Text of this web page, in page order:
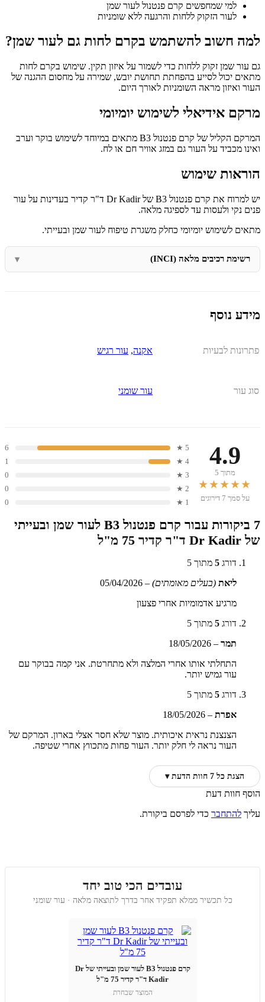
למי שמחפשים קרם פנטנול לעור שמן
לעור הזקוק ללחות והרגעה ללא שומניות
למה חשוב להשתמש בקרם לחות גם לעור שמן?
גם עור שמן זקוק ללחות כדי לשמור על איזון תקין. שימוש בקרם לחות
מתאים יכול לסייע בהפחתת תחושת יובש, שמירה על מחסום ההגנה של
העור ואיזון מראה השומניות לאורך היום.
מרקם אידיאלי לשימוש יומיומי
המרקם הקליל של קרם פנטנול B3 מתאים במיוחד לשימוש בוקר וערב
ואינו מכביד על העור גם במזג אוויר חם או לח.
הוראות שימוש
יש למרוח את קרם פנטנול B3 של Dr Kadir ד"ר קדיר בעדינות על עור
פנים נקי ולעסות עד לספיגה מלאה.
מתאים לשימוש יומיומי כחלק משגרת טיפוח לעור שמן ובעייתי.
רשימת רכיבים מלאה (INCI)
מידע נוסף
פתרונות לבעיות אקנה, עור רגיש
סוג עור עור שומני
4.9
מתוך 5
★★★★★
על סמך 7 דירוגים
5 ★
6
4 ★
1
3 ★
0
2 ★
0
1 ★
0
7 ביקורות עבור
קרם פנטנול B3 לעור שמן ובעייתי
של Dr Kadir ד"ר קדיר 75 מ"ל
דורג 5 מתוך 5
ליאת (בעלים מאומתים) –
05/04/2026
מרגיע אדמומיות אחרי פצעון
דורג 5 מתוך 5
תמר –
18/05/2026
התחלתי אותו אחרי המלצה ולא מתחרטת. אני קמה בבוקר עם
עור גמיש יותר.
דורג 5 מתוך 5
אפרת –
18/05/2026
הצנצנת נראית איכותית. מוצר שלא חסר אצלי בארון. המרקם של
העור נראה לי חלק יותר. העור פחות מתכווץ אחרי שטיפה.
הצגת כל 7 חוות הדעת ▾
הוסף חוות דעת
עליך להתחבר כדי לפרסם ביקורת.
עובדים הכי טוב יחד
כל תכשיר ממלא תפקיד אחר בדרך לתוצאה מלאה · עור שומני
קרם פנטנול B3 לעור שמן ובעייתי של Dr
Kadir ד"ר קדיר 75 מ"ל
המוצר שבחרת